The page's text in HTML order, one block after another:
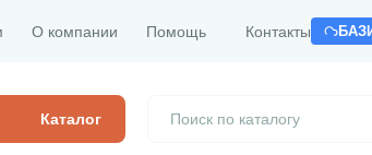
О компании Помощь Контакты
Каталог